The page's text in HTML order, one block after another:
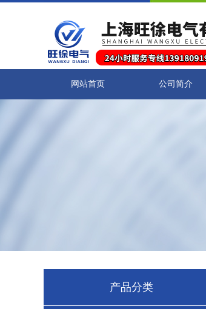
网站首页 公司简介
产品分类